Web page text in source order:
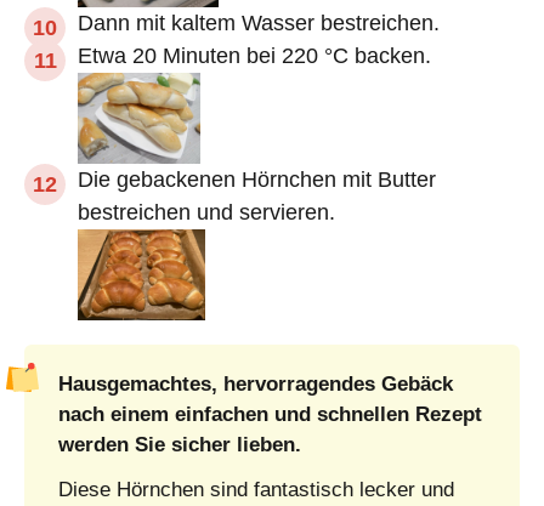
Dann mit kaltem Wasser bestreichen.
Etwa 20 Minuten bei 220 °C backen.
Die gebackenen Hörnchen mit Butter
bestreichen und servieren.
Hausgemachtes, hervorragendes Gebäck
nach einem einfachen und schnellen Rezept
werden Sie sicher lieben.
Diese Hörnchen sind fantastisch lecker und